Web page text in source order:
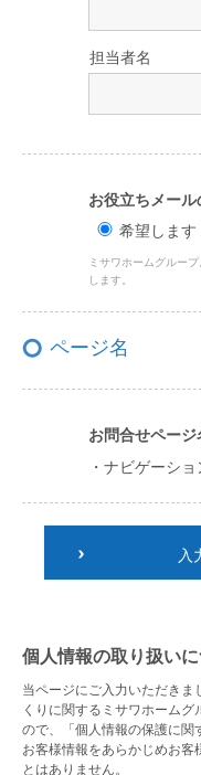
担当者名
お役立ちメール
希望します
ミサワホームグルー
します。
ページ名
お問合せページ
・ナビゲーショ
入
個人情報の取り扱い
当ページにご入力いただき
くりに関するミサワホーム
ので、「個人情報の保護に関
お客様情報をあらかじめお客
とはありません。